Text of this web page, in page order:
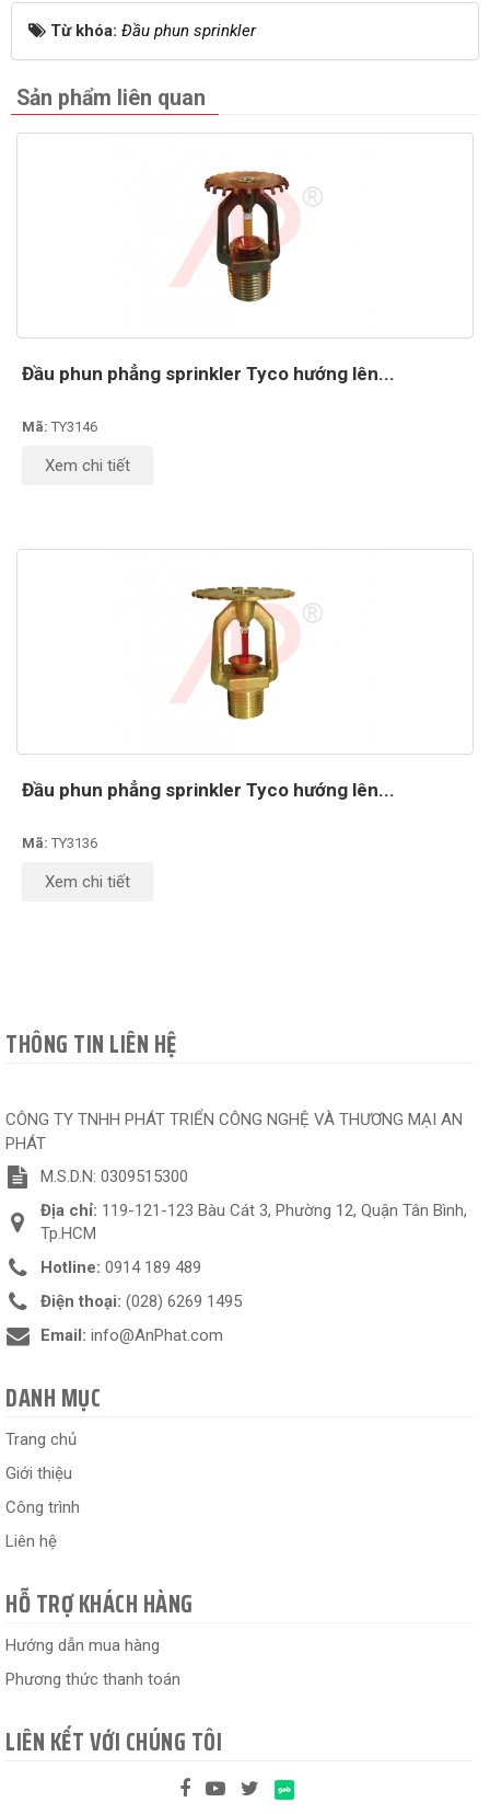
Từ khóa: Đầu phun sprinkler
Sản phẩm liên quan
Đầu phun phẳng sprinkler Tyco hướng lên...
Mã: TY3146
Xem chi tiết
Đầu phun phẳng sprinkler Tyco hướng lên...
Mã: TY3136
Xem chi tiết
THÔNG TIN LIÊN HỆ
CÔNG TY TNHH PHÁT TRIỂN CÔNG NGHỆ VÀ THƯƠNG MẠI AN
PHÁT
M.S.D.N: 0309515300
Địa chỉ: 119-121-123 Bàu Cát 3, Phường 12, Quận Tân Bình,
Tp.HCM
Hotline: 0914 189 489
Điện thoại: (028) 6269 1495
Email: info@AnPhat.com
DANH MỤC
Trang chủ
Giới thiệu
Công trình
Liên hệ
HỖ TRỢ KHÁCH HÀNG
Hướng dẫn mua hàng
Phương thức thanh toán
LIÊN KẾT VỚI CHÚNG TÔI